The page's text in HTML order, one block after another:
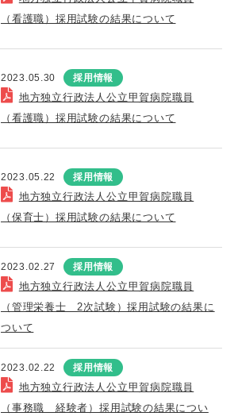
（看護職）採用試験の結果について
2023.05.30 採用情報
地方独立行政法人公立甲賀病院職員
（看護職）採用試験の結果について
2023.05.22 採用情報
地方独立行政法人公立甲賀病院職員
（保育士）採用試験の結果について
2023.02.27 採用情報
地方独立行政法人公立甲賀病院職員
（管理栄養士 2次試験）採用試験の結果に
ついて
2023.02.22 採用情報
地方独立行政法人公立甲賀病院職員
（事務職 経験者）採用試験の結果につい